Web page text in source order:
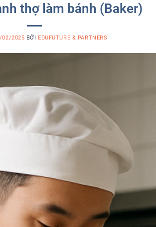
thợ làm bánh (Baker)
02/2025 BỞI EDUFUTURE & PARTNERS